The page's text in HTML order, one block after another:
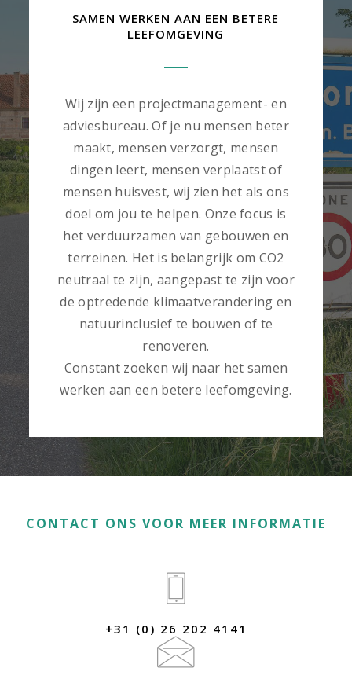
SAMEN WERKEN AAN EEN BETERE
LEEFOMGEVING
Wij zijn een projectmanagement- en
adviesbureau. Of je nu mensen beter
maakt, mensen verzorgt, mensen
dingen leert, mensen verplaatst of
mensen huisvest, wij zien het als ons
doel om jou te helpen. Onze focus is
het verduurzamen van gebouwen en
terreinen. Het is belangrijk om CO2
neutraal te zijn, aangepast te zijn voor
de optredende klimaatverandering en
natuurinclusief te bouwen of te
renoveren.
Constant zoeken wij naar het samen
werken aan een betere leefomgeving.
CONTACT ONS VOOR MEER INFORMATIE
+31 (0) 26 202 4141